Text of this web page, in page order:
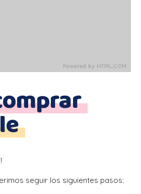
seguir los siguientes pasos: